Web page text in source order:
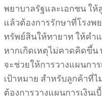
พยาบาลรัฐและเอกชน ให้
แล้วต้องการรักษาที่โรงพ
ทรัพย์สินให้ทายาท ให้คำ
หากเกิดเหตุไม่คาดคิดขึ้
จะช่วยให้การวางแผนกา
เป้าหมาย สำหรับลูกค้าที่
ต้องการวางแผนการเงิน